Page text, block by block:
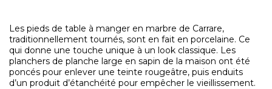
Les pieds de table à manger en marbre de Carrare,
traditionnellement tournés, sont en fait en porcelaine. Ce
qui donne une touche unique à un look classique. Les
planchers de planche large en sapin de la maison ont été
poncés pour enlever une teinte rougeâtre, puis enduits
d’un produit d’étanchéité pour empêcher le vieillissement.